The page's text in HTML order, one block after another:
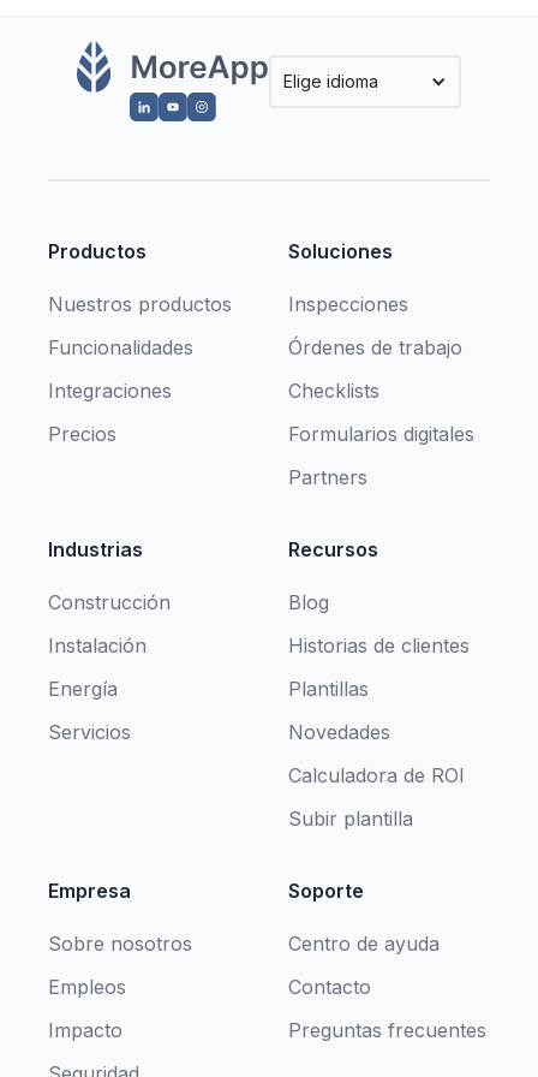
Elige idioma
Productos
Nuestros productos
Funcionalidades
Integraciones
Precios
Soluciones
Inspecciones
Órdenes de trabajo
Checklists
Formularios digitales
Partners
Industrias
Construcción
Instalación
Energía
Servicios
Recursos
Blog
Historias de clientes
Plantillas
Novedades
Calculadora de ROI
Subir plantilla
Empresa
Sobre nosotros
Empleos
Impacto
Soporte
Centro de ayuda
Contacto
Preguntas frecuentes